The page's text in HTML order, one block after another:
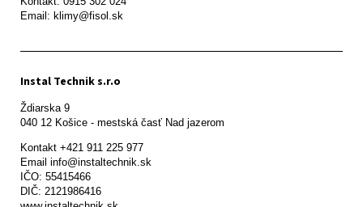
Email: klimy@fisol.sk
Instal Technik s.r.o
Ždiarska 9
Kontakt +421 911 225 977
Email info@instaltechnik.sk
IČO: 55415466
DIČ: 2121986416